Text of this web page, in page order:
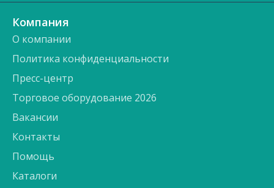
Компания
О компании
Политика конфиденциальности
Пресс-центр
Торговое оборудование 2026
Вакансии
Контакты
Помощь
Каталоги